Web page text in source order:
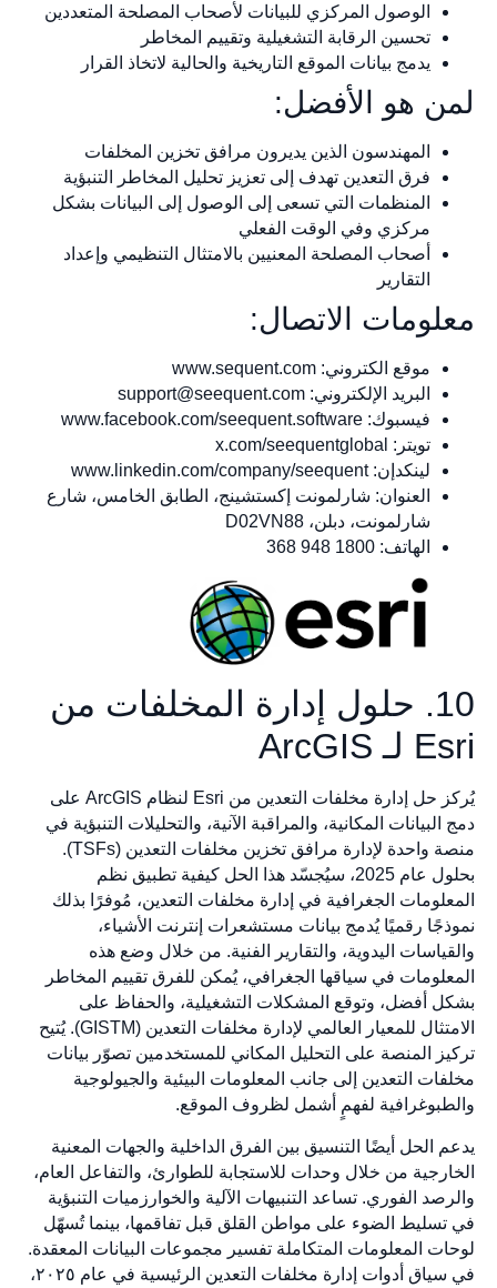
الوصول المركزي للبيانات لأصحاب المصلحة المتعددين
تحسين الرقابة التشغيلية وتقييم المخاطر
يدمج بيانات الموقع التاريخية والحالية لاتخاذ القرار
لمن هو الأفضل:
المهندسون الذين يديرون مرافق تخزين المخلفات
فرق التعدين تهدف إلى تعزيز تحليل المخاطر التنبؤية
المنظمات التي تسعى إلى الوصول إلى البيانات بشكل
مركزي وفي الوقت الفعلي
أصحاب المصلحة المعنيين بالامتثال التنظيمي وإعداد
التقارير
معلومات الاتصال:
موقع الكتروني: www.sequent.com
البريد الإلكتروني: support@seequent.com
فيسبوك: www.facebook.com/seequent.software
تويتر: x.com/seequentglobal
لينكدإن: www.linkedin.com/company/seequent
العنوان: شارلمونت إكستشينج، الطابق الخامس، شارع
شارلمونت، دبلن، D02VN88
الهاتف: 1800 948 368
10. حلول إدارة المخلفات من
Esri لـ ArcGIS
يُركز حل إدارة مخلفات التعدين من Esri لنظام ArcGIS على
دمج البيانات المكانية، والمراقبة الآنية، والتحليلات التنبؤية في
منصة واحدة لإدارة مرافق تخزين مخلفات التعدين (TSFs).
بحلول عام 2025، سيُجسّد هذا الحل كيفية تطبيق نظم
المعلومات الجغرافية في إدارة مخلفات التعدين، مُوفرًا بذلك
نموذجًا رقميًا يُدمج بيانات مستشعرات إنترنت الأشياء،
والقياسات اليدوية، والتقارير الفنية. من خلال وضع هذه
المعلومات في سياقها الجغرافي، يُمكن للفرق تقييم المخاطر
بشكل أفضل، وتوقع المشكلات التشغيلية، والحفاظ على
الامتثال للمعيار العالمي لإدارة مخلفات التعدين (GISTM). يُتيح
تركيز المنصة على التحليل المكاني للمستخدمين تصوّر بيانات
مخلفات التعدين إلى جانب المعلومات البيئية والجيولوجية
والطبوغرافية لفهمٍ أشمل لظروف الموقع.
يدعم الحل أيضًا التنسيق بين الفرق الداخلية والجهات المعنية
الخارجية من خلال وحدات للاستجابة للطوارئ، والتفاعل العام،
والرصد الفوري. تساعد التنبيهات الآلية والخوارزميات التنبؤية
في تسليط الضوء على مواطن القلق قبل تفاقمها، بينما تُسهّل
لوحات المعلومات المتكاملة تفسير مجموعات البيانات المعقدة.
في سياق أدوات إدارة مخلفات التعدين الرئيسية في عام ٢٠٢٥،